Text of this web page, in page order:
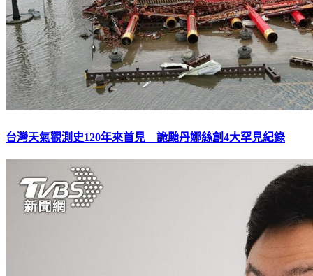
台灣天氣觀測史120年來首見 詭颱丹娜絲創4大罕見紀錄